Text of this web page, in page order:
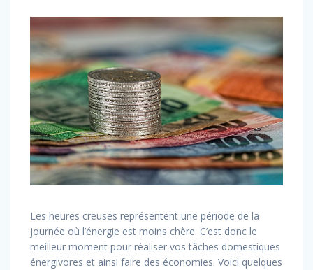
Les heures creuses représentent une période de la
journée où l’énergie est moins chère. C’est donc le
meilleur moment pour réaliser vos tâches domestiques
énergivores et ainsi faire des économies. Voici quelques